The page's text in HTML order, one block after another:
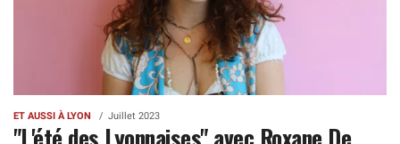
ET AUSSI À LYON Juillet 2023
"L'été des Lyonnaises" avec Roxane De